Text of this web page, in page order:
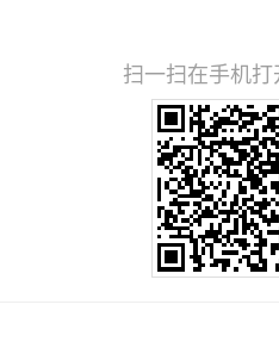
扫一扫在手机打